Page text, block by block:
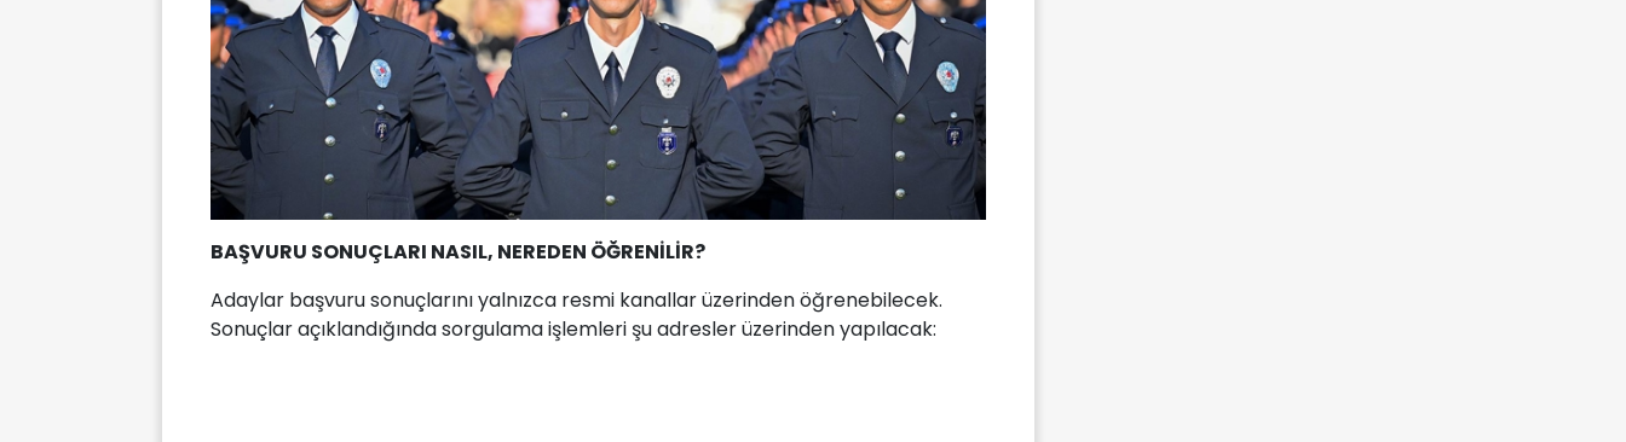
BAŞVURU SONUÇLARI NASIL, NEREDEN ÖĞRENİLİR?
Adaylar başvuru sonuçlarını yalnızca resmi kanallar üzerinden öğrenebilecek.
Sonuçlar açıklandığında sorgulama işlemleri şu adresler üzerinden yapılacak: